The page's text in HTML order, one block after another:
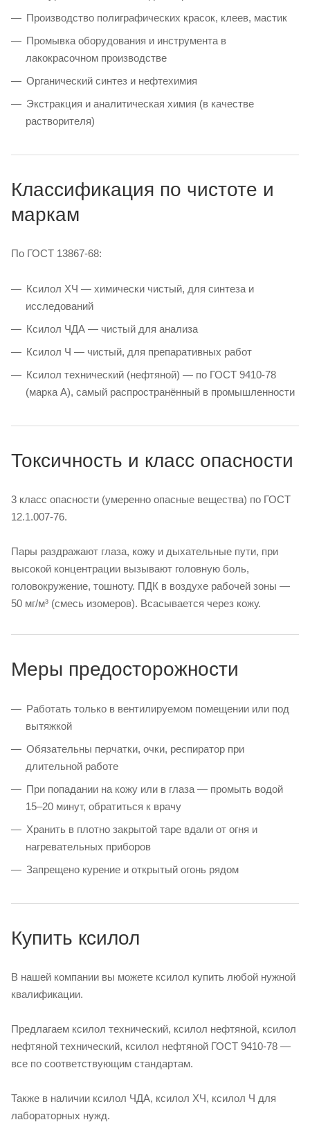
Производство полиграфических красок, клеев, мастик
Промывка оборудования и инструмента в
лакокрасочном производстве
Органический синтез и нефтехимия
Экстракция и аналитическая химия (в качестве
растворителя)
Классификация по чистоте и
маркам
По ГОСТ 13867-68:
Ксилол ХЧ — химически чистый, для синтеза и
исследований
Ксилол ЧДА — чистый для анализа
Ксилол Ч — чистый, для препаративных работ
Ксилол технический (нефтяной) — по ГОСТ 9410-78
(марка А), самый распространённый в промышленности
Токсичность и класс опасности
3 класс опасности (умеренно опасные вещества) по ГОСТ
12.1.007-76.
Пары раздражают глаза, кожу и дыхательные пути, при
высокой концентрации вызывают головную боль,
головокружение, тошноту. ПДК в воздухе рабочей зоны —
50 мг/м³ (смесь изомеров). Всасывается через кожу.
Меры предосторожности
Работать только в вентилируемом помещении или под
вытяжкой
Обязательны перчатки, очки, респиратор при
длительной работе
При попадании на кожу или в глаза — промыть водой
15–20 минут, обратиться к врачу
Хранить в плотно закрытой таре вдали от огня и
нагревательных приборов
Запрещено курение и открытый огонь рядом
Купить ксилол
В нашей компании вы можете ксилол купить любой нужной
квалификации.
Предлагаем ксилол технический, ксилол нефтяной, ксилол
нефтяной технический, ксилол нефтяной ГОСТ 9410-78 —
все по соответствующим стандартам.
Также в наличии ксилол ЧДА, ксилол ХЧ, ксилол Ч для
лабораторных нужд.